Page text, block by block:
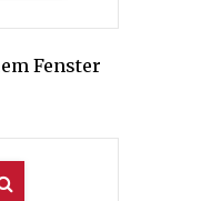
Fenster